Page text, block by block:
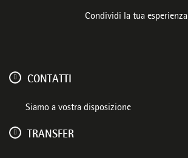
Condividi la tua esperienza
CONTATTI
Siamo a vostra disposizione
TRANSFER